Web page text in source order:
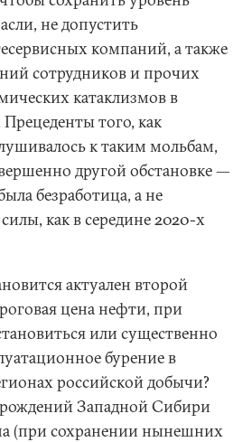
не допустить
компаний, а также
сотрудников и прочих
катаклизмов в
того, как
к таким мольбам,
другой обстановке —
безработица, а не
как в середине 2020-х
актуален второй
цена нефти, при
или существенно
бурение в
российской добычи?
Западной Сибири
(при сохранении нынешних